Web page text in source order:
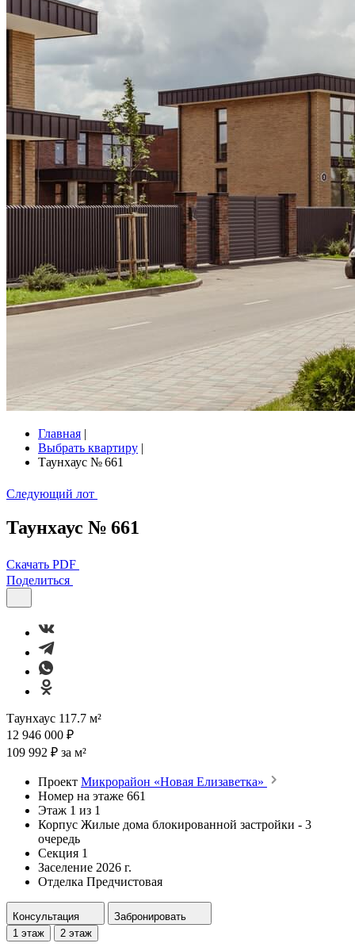
Главная |
Выбрать квартиру |
Таунхаус № 661
Следующий лот
Таунхаус № 661
Скачать PDF
Поделиться
Таунхаус 117.7 м²
12 946 000 ₽
109 992 ₽ за м²
Проект Микрорайон «Новая Елизаветка»
Номер на этаже 661
Этаж 1 из 1
Корпус Жилые дома блокированной застройки - 3
очередь
Секция 1
Заселение 2026 г.
Отделка Предчистовая
Консультация
Забронировать
1 этаж
2 этаж